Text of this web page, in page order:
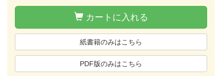
カートに入れる
紙書籍のみはこちら
PDF版のみはこちら